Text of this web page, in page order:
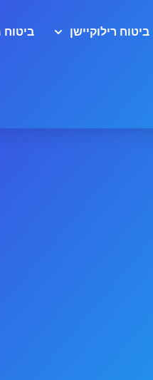
ביטוח רילוקיישן